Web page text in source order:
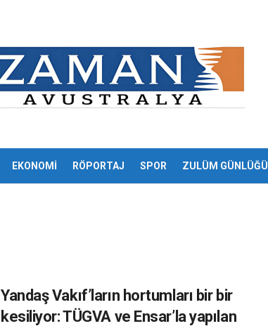
EKONOMİ RÖPORTAJ SPOR ZULÜM GÜNLÜĞÜ
Yandaş Vakıf’ların hortumları bir bir
kesiliyor: TÜGVA ve Ensar’la yapılan